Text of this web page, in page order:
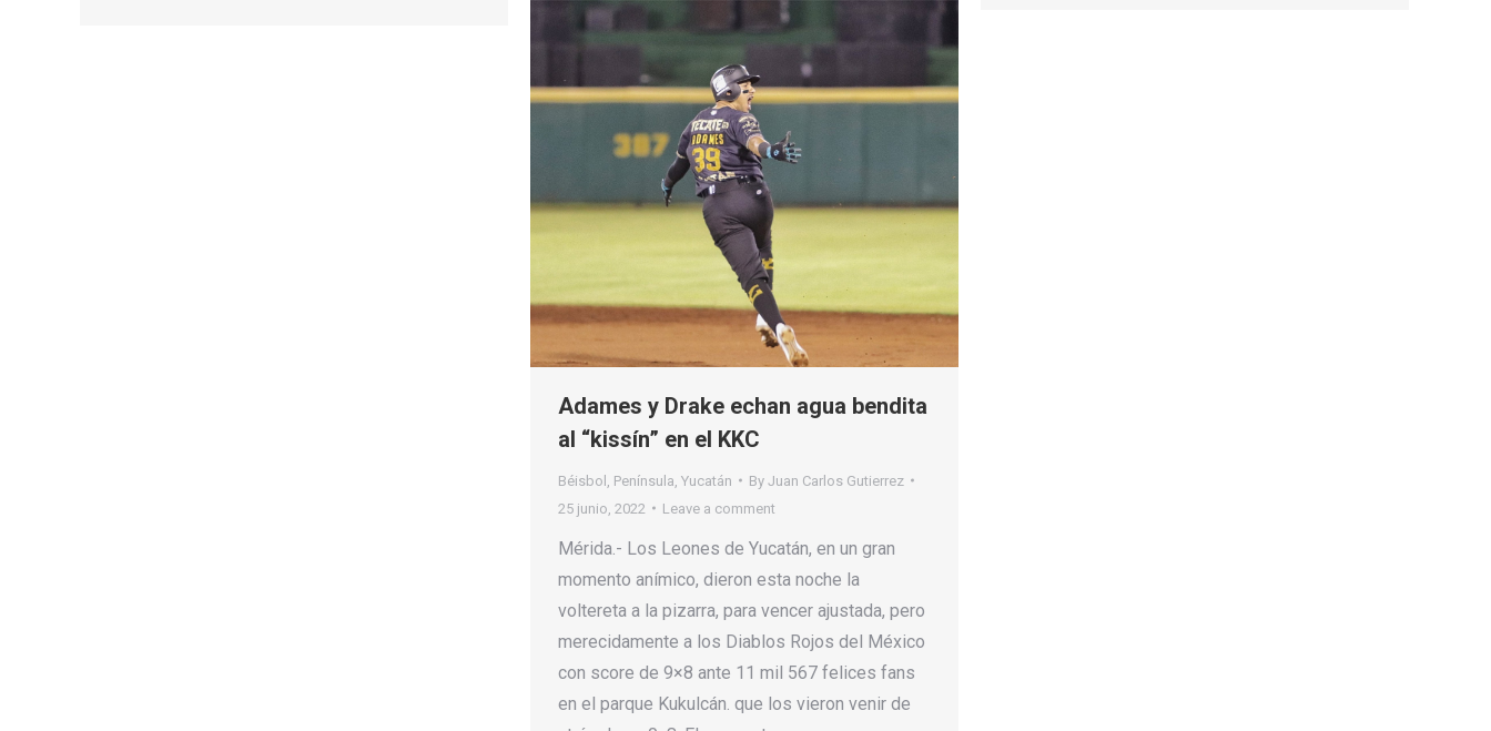
Adames y Drake echan agua bendita
al “kissín” en el KKC
Béisbol Península Yucatán By Juan Carlos Gutierrez
25 junio, 2022
Leave a comment
Mérida.- Los Leones de Yucatán, en un gran
momento anímico, dieron esta noche la
voltereta a la pizarra, para vencer ajustada, pero
merecidamente a los Diablos Rojos del México
con score de 9×8 ante 11 mil 567 felices fans
en el parque Kukulcán. que los vieron venir de